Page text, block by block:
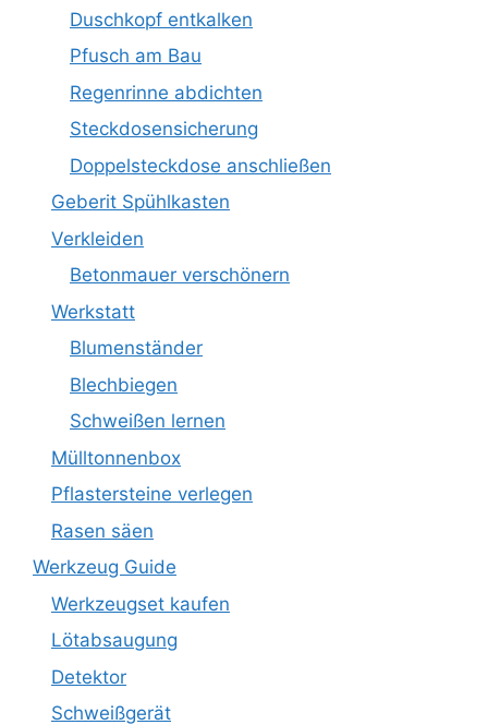
Duschkopf entkalken
Pfusch am Bau
Regenrinne abdichten
Steckdosensicherung
Doppelsteckdose anschließen
Geberit Spühlkasten
Verkleiden
Betonmauer verschönern
Werkstatt
Blumenständer
Blechbiegen
Schweißen lernen
Mülltonnenbox
Pflastersteine verlegen
Rasen säen
Werkzeug Guide
Werkzeugset kaufen
Lötabsaugung
Detektor
Schweißgerät